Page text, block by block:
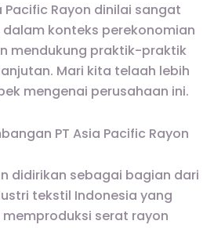
Pacific Rayon dinilai sangat
konteks perekonomian
mendukung praktik-praktik
Mari kita telaah lebih
mengenai perusahaan ini.
PT Asia Pacific Rayon
didirikan sebagai bagian dari
tekstil Indonesia yang
serat rayon